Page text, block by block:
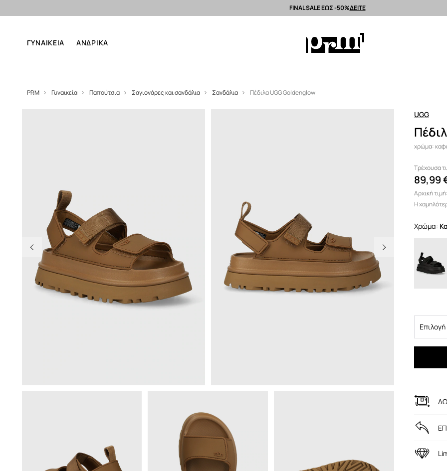
Premium brands >
FINAL SALE ΕΩΣ -50%ΔΕΙΤΕ
ΓΥΝΑΙΚΕΙΑ ΑΝΔΡΙΚΑ
PRM Γυναικεία Παπούτσια Σαγιονάρες και σανδάλια Σανδάλια Πέδιλα UGG Goldenglow
UGG
χρώμα:
Τρέχουσα
89,99
Αρχική τιμή:
Η
Χρώμα: